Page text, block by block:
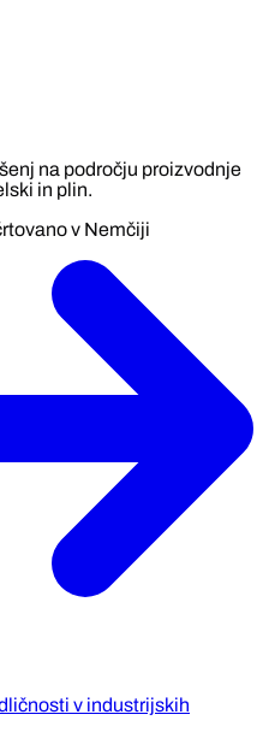
na področju proizvodnje
in plin.
v Nemčiji
v industrijskih